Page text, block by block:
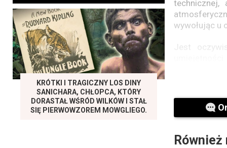
technicznej,
wywołując u
Jest
choreografię
Film
do
artystycznej
KRÓTKI I TRAGICZNY LOS DINY
SANICHARA, CHŁOPCA, KTÓRY
DORASTAŁ WŚRÓD WILKÓW I STAŁ
SIĘ PIERWOWZOREM MOWGLIEGO.